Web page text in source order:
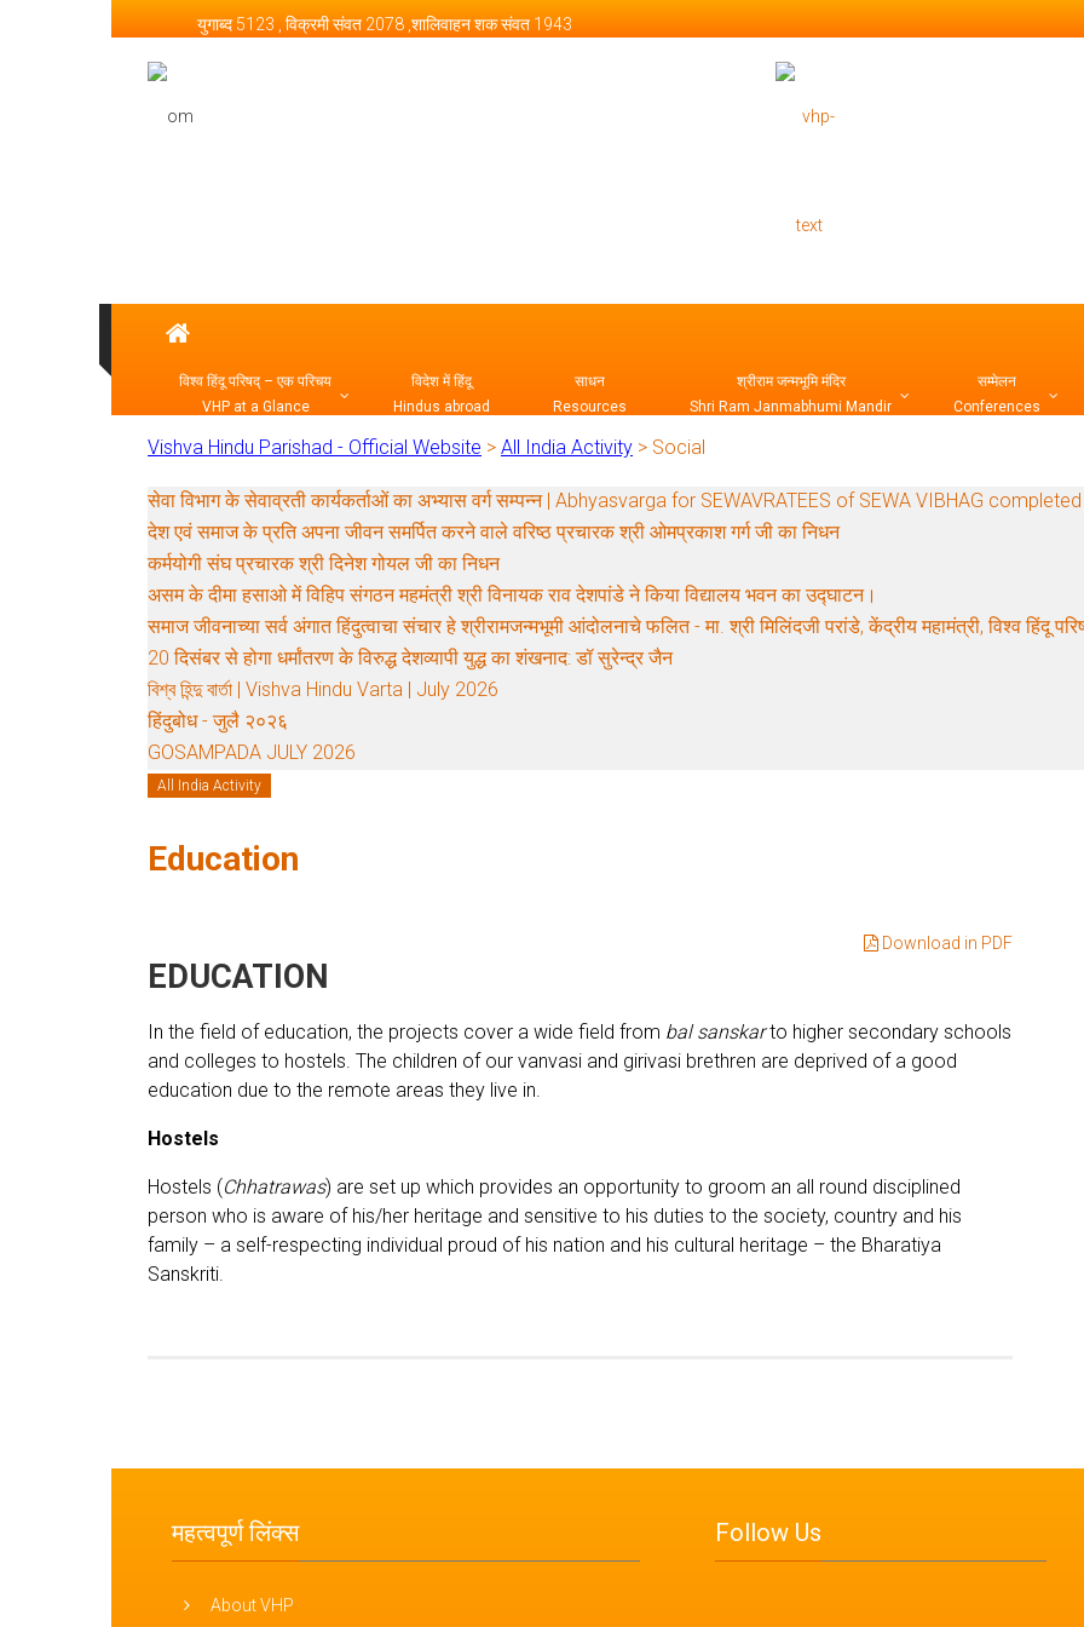
युगाब्द 5123 , विक्रमी संवत 2078 ,शालिवाहन शक संवत 1943
Vishva Hindu Parishad – Official Website
विश्व हिंदू परिषद् – एक परिचय
VHP at a Glance
विदेश में हिंदू
Hindus abroad
साधन
Resources
श्रीराम जन्मभूमि मंदिर
Shri Ram Janmabhumi Mandir
सम्मेलन
Conferences
Vishva Hindu Parishad - Official Website > All India Activity > Social
सेवा विभाग के सेवाव्रती कार्यकर्ताओं का अभ्यास वर्ग सम्पन्न | Abhyasvarga for SEWAVRATEES of SEWA VIBHAG completed
देश एवं समाज के प्रति अपना जीवन समर्पित करने वाले वरिष्ठ प्रचारक श्री ओमप्रकाश गर्ग जी का निधन
कर्मयोगी संघ प्रचारक श्री दिनेश गोयल जी का निधन
असम के दीमा हसाओ में विहिप संगठन महमंत्री श्री विनायक राव देशपांडे ने किया विद्यालय भवन का उद्घाटन।
समाज जीवनाच्या सर्व अंगात हिंदुत्वाचा संचार हे श्रीरामजन्मभूमी आंदोलनाचे फलित - मा. श्री मिलिंदजी परांडे, केंद्रीय महामंत्री, विश्व हिंदू
20 दिसंबर से होगा धर्मांतरण के विरुद्ध देशव्यापी युद्ध का शंखनाद: डॉ सुरेन्द्र जैन
বিশ্ব হিন্দু বার্তা | Vishva Hindu Varta | July 2026
हिंदुबोध - जुलै २०२६
GOSAMPADA JULY 2026
All India Activity
Education
Download in PDF
EDUCATION
In the field of education, the projects cover a wide field from bal sanskarto higher secondary schools
and colleges to hostels. The children of our vanvasi and girivasi brethren are deprived of a good
education due to the remote areas they live in.
Hostels
Hostels (Chhatrawas) are set up which provides an opportunity to groom an all round disciplined
person who is aware of his/her heritage and sensitive to his duties to the society, country and his
family – a self-respecting individual proud of his nation and his cultural heritage – the Bharatiya
Sanskriti.
महत्वपूर्ण लिंक्स
About VHP
Follow Us